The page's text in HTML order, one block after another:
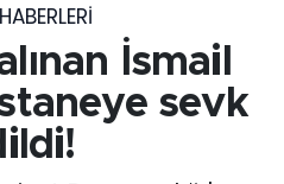
İsmail
sevk
ve Fikstür